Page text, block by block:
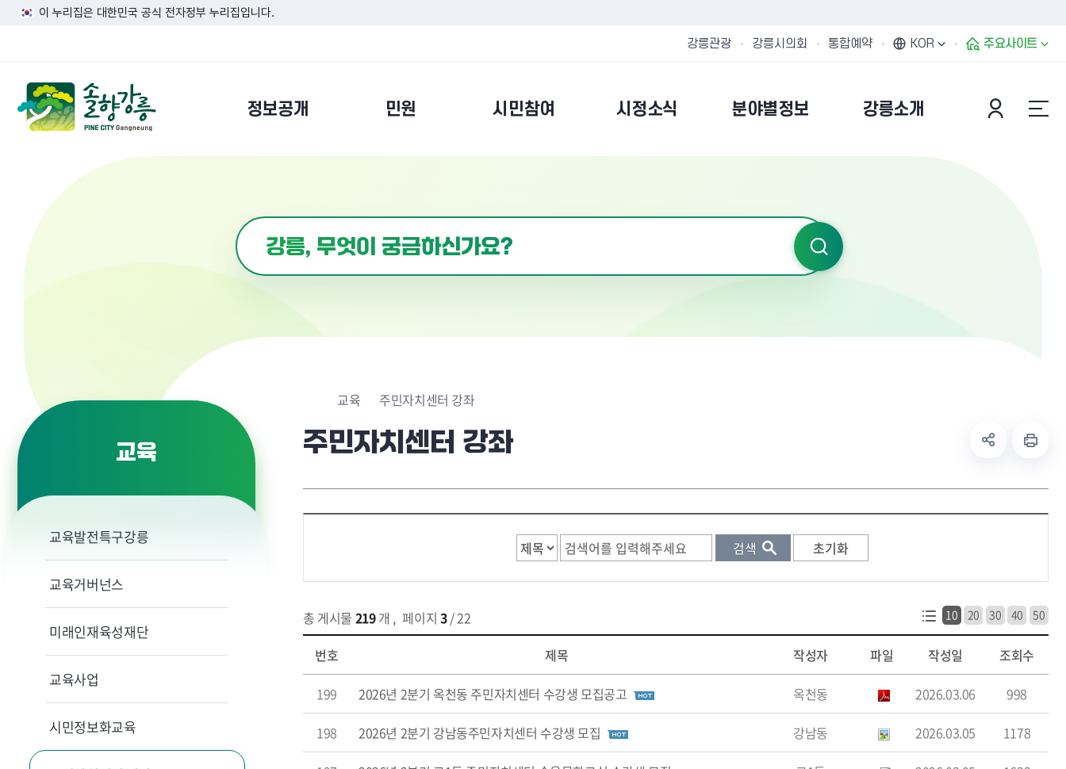
이 누리집은 대한민국 공식 전자정부 누리집입니다.
강릉관광 강릉시의회 통합예약 KOR 주요사이트
정보공개 민원 시민참여 시정소식 분야별정보 강릉소개
교육
교육발전특구강릉
교육거버넌스
미래인재육성재단
교육사업
시민정보화교육
교육 주민자치센터 강좌
주민자치센터 강좌
총 게시물 219개 , 페이지 3/ 22 10 20 30 40 50
번호 제목 작성자 파일 작성일 조회수
199 2026년 2분기 옥천동 주민자치센터 수강생 모집공고 옥천동 2026.03.06 998
198 2026년 2분기 강남동주민자치센터 수강생 모집 강남동 2026.03.05 1178